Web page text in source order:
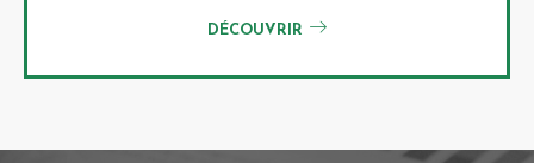
DÉCOUVRIR